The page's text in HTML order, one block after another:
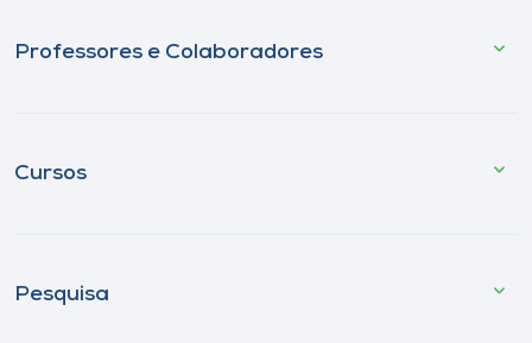
Professores e Colaboradores
Cursos
Pesquisa